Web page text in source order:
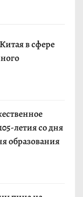
в сфере
летия со дня
образования